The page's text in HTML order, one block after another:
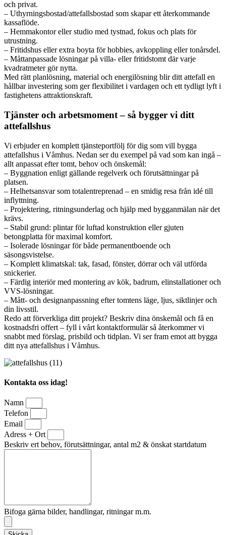
och privat.
– Uthyrningsbostad/attefallsbostad som skapar ett återkommande
kassaflöde.
– Hemmakontor eller studio med tystnad, fokus och plats för
utrustning.
– Fritidshus eller extra boyta för hobbies, avkoppling eller tonårsdel.
– Måttanpassade lösningar på villa- eller fritidstomt där varje
kvadratmeter gör nytta.
Med rätt planlösning, material och energilösning blir ditt attefall en
hållbar investering som ger flexibilitet i vardagen och ett tydligt lyft i
fastighetens attraktionskraft.
Tjänster och arbetsmoment – så bygger vi ditt
attefallshus
Vi erbjuder en komplett tjänsteportfölj för dig som vill bygga
attefallshus i Våmhus. Nedan ser du exempel på vad som kan ingå –
allt anpassat efter tomt, behov och önskemål:
– Byggnation enligt gällande regelverk och förutsättningar på
platsen.
– Helhetsansvar som totalentreprenad – en smidig resa från idé till
inflyttning.
– Projektering, ritningsunderlag och hjälp med bygganmälan när det
krävs.
– Stabil grund: plintar för luftad konstruktion eller gjuten
betongplatta för maximal komfort.
– Isolerade lösningar för både permanentboende och
säsongsvistelse.
– Komplett klimatskal: tak, fasad, fönster, dörrar och väl utförda
snickerier.
– Färdig interiör med montering av kök, badrum, elinstallationer och
VVS-lösningar.
– Mått- och designanpassning efter tomtens läge, ljus, siktlinjer och
din livsstil.
Redo att förverkliga ditt projekt? Beskriv dina önskemål och få en
kostnadsfri offert – fyll i vårt kontaktformulär så återkommer vi
snabbt med förslag, prisbild och tidplan. Vi ser fram emot att bygga
ditt nya attefallshus i Våmhus.
Kontakta oss idag!
Namn
Telefon
Email
Adress + Ort
Beskriv ert behov, förutsättningar, antal m2 & önskat startdatum
Bifoga gärna bilder, handlingar, ritningar m.m.